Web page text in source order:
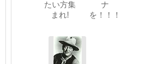
たい方集
まれ!
ナ
を！！！